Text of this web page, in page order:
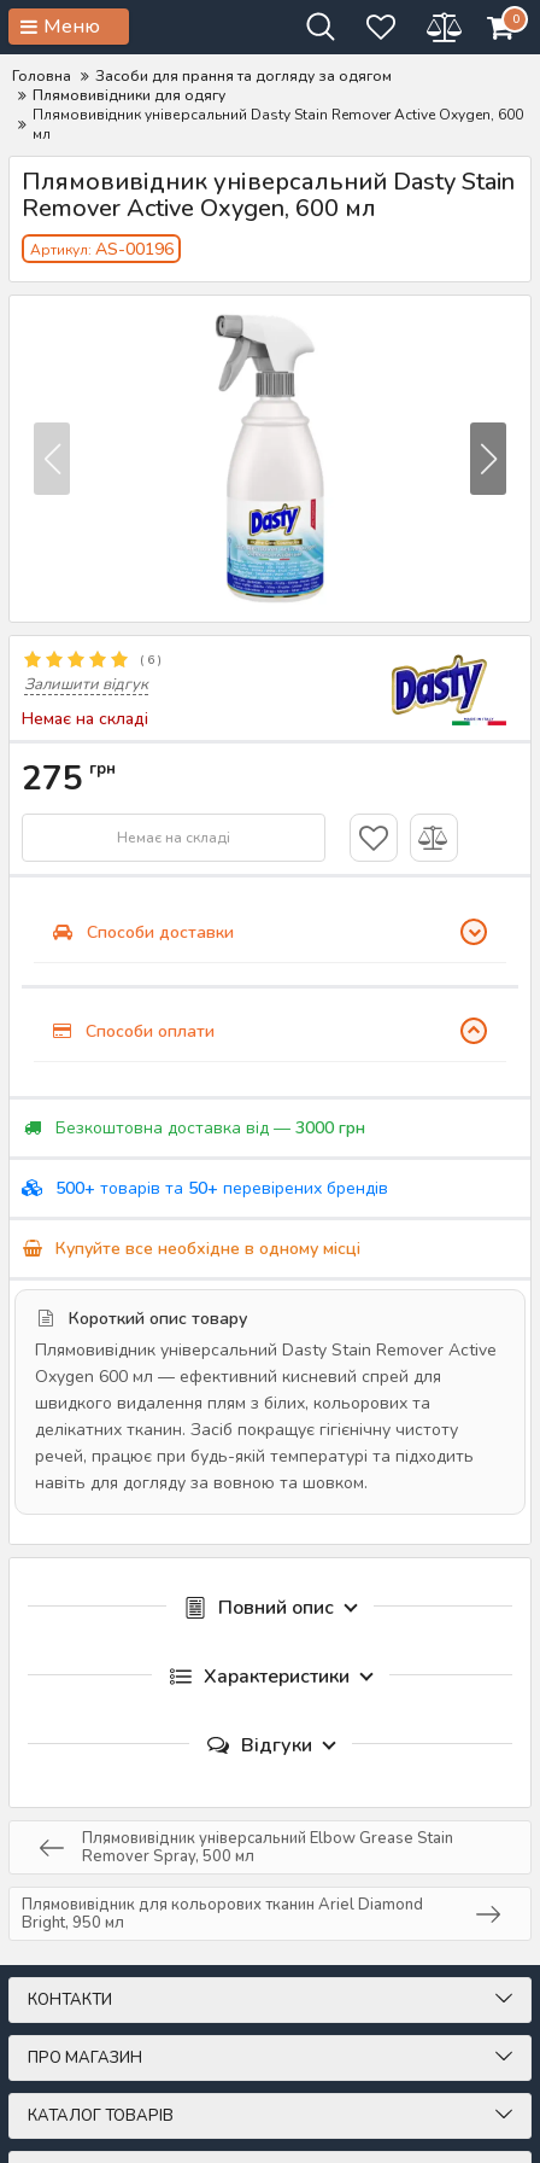
Меню 0
Головна
Засоби для прання та догляду за одягом
Плямовивідники для одягу
Плямовивідник універсальний Dasty Stain Remover Active Oxygen, 600
мл
Плямовивідник універсальний Dasty Stain
Remover Active Oxygen, 600 мл
Артикул: AS-00196
( 6 )
Залишити відгук
Немає на складі
275 грн
Немає на складі
Способи доставки
Способи оплати
Безкоштовна доставка від — 3000 грн
500+ товарів та 50+ перевірених брендів
Купуйте все необхідне в одному місці
Короткий опис товару
Плямовивідник універсальний Dasty Stain Remover Active
Oxygen 600 мл — ефективний кисневий спрей для
швидкого видалення плям з білих, кольорових та
делікатних тканин. Засіб покращує гігієнічну чистоту
речей, працює при будь-якій температурі та підходить
навіть для догляду за вовною та шовком.
Повний опис
Характеристики
Відгуки
Плямовивідник універсальний Elbow Grease Stain
Remover Spray, 500 мл
Плямовивідник для кольорових тканин Ariel Diamond
Bright, 950 мл
КОНТАКТИ
ПРО МАГАЗИН
КАТАЛОГ ТОВАРІВ